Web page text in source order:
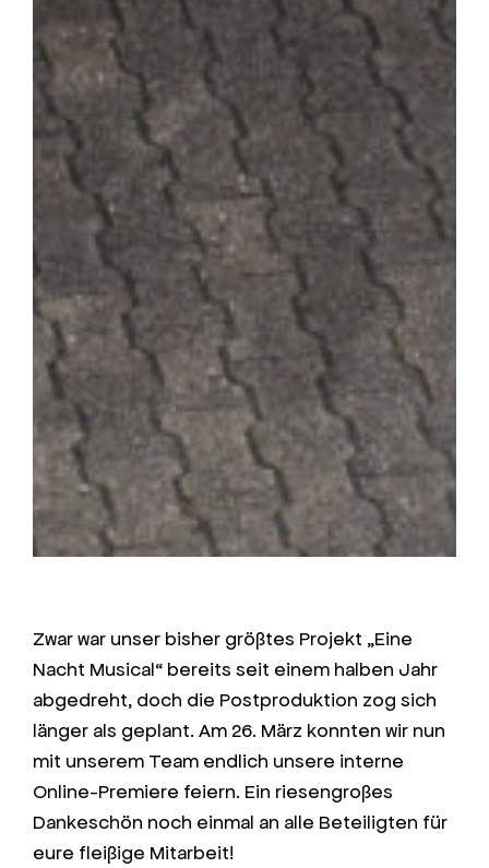
Zwar war unser bisher größtes Projekt „Eine
Nacht Musical“ bereits seit einem halben Jahr
abgedreht, doch die Postproduktion zog sich
länger als geplant. Am 26. März konnten wir nun
mit unserem Team endlich unsere interne
Online-Premiere feiern. Ein riesengroßes
Dankeschön noch einmal an alle Beteiligten für
eure fleißige Mitarbeit!